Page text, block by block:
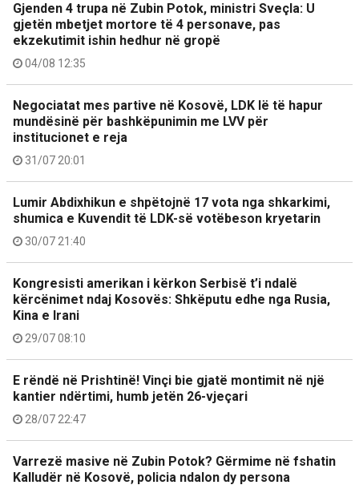
Gjenden 4 trupa në Zubin Potok, ministri Sveçla: U
gjetën mbetjet mortore të 4 personave, pas
ekzekutimit ishin hedhur në gropë
04/08 12:35
Negociatat mes partive në Kosovë, LDK lë të hapur
mundësinë për bashkëpunimin me LVV për
institucionet e reja
31/07 20:01
Lumir Abdixhikun e shpëtojnë 17 vota nga shkarkimi,
shumica e Kuvendit të LDK-së votëbeson kryetarin
30/07 21:40
Kongresisti amerikan i kërkon Serbisë t’i ndalë
kërcënimet ndaj Kosovës: Shkëputu edhe nga Rusia,
Kina e Irani
29/07 08:10
E rëndë në Prishtinë! Vinçi bie gjatë montimit në një
kantier ndërtimi, humb jetën 26-vjeçari
28/07 22:47
Varrezë masive në Zubin Potok? Gërmime në fshatin
Kalludër në Kosovë, policia ndalon dy persona